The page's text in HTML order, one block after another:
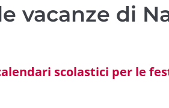
vacanze di
scolastici per le